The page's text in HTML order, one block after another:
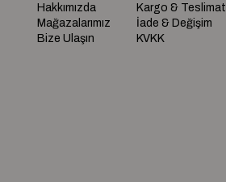
Hakkımızda
Mağazalarımız
Bize Ulaşın
Kargo & Teslimat
İade & Değişim
KVKK